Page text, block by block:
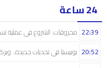
24 ساعة
محروقات: الشروع في عملية 22:39
بوبيستا في تحديات جديدة.. 20:52